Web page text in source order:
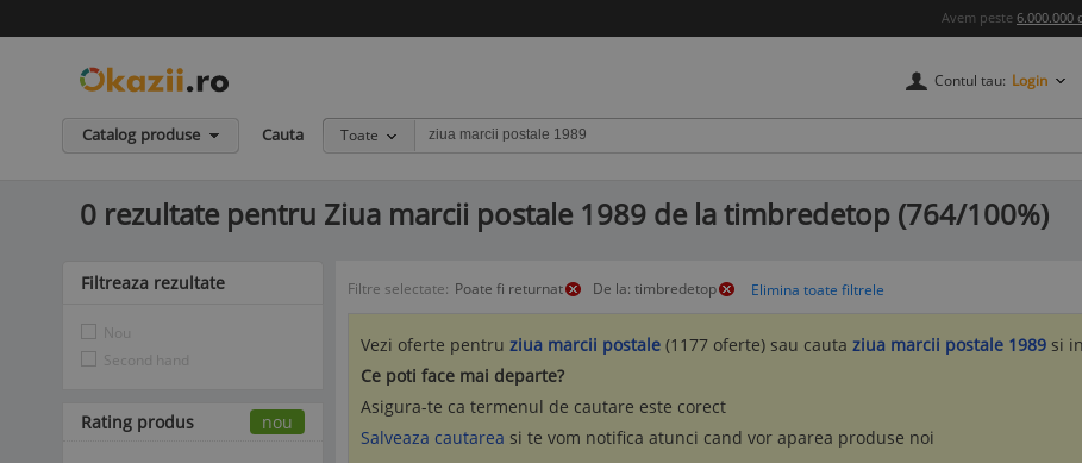
Avem peste 6.000.000
Contul tau: Login
Catalog produse Cauta Toate
0 rezultate pentru Ziua marcii postale 1989 de la timbredetop (764/100%)
Filtre selectate: Poate fi returnat De la: timbredetop
Vezi oferte pentru ziua marcii postale (1177 oferte) sau cauta ziua marcii postale 1989 si
Ce poti face mai departe?
Asigura-te ca termenul de cautare este corect
Salveaza cautarea si te vom notifica atunci cand vor aparea produse noi
Filtreaza rezultate
Nou
Second hand
Rating produs nou